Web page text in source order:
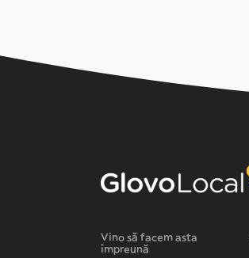
Vino să facem asta
împreună